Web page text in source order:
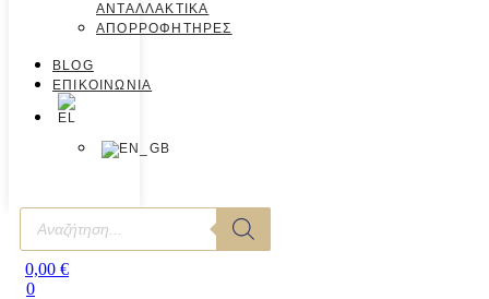
ΑΝΤΑΛΛΑΚΤΙΚΑ
ΑΠΟΡΡΟΦΗΤΗΡΕΣ
BLOG
ΕΠΙΚΟΙΝΩΝΙΑ
0,00 €
0